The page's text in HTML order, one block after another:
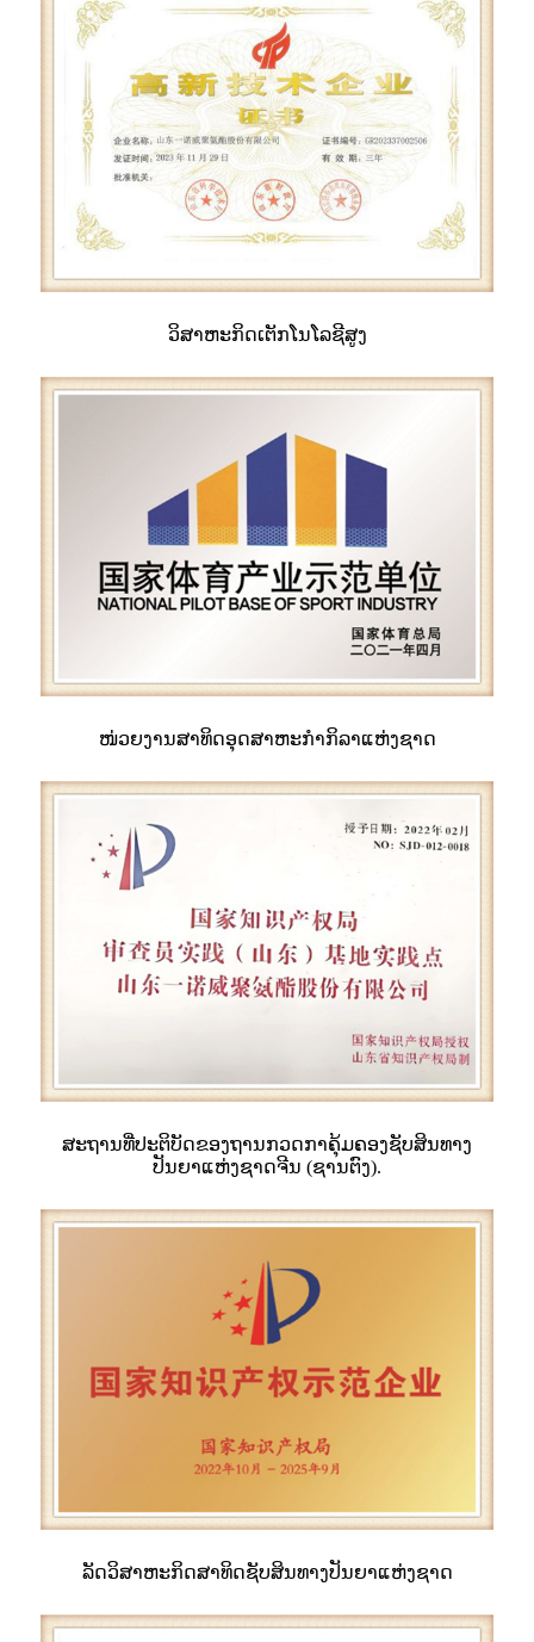
ວິ​ສາ​ຫະ​ກິດ​ເຕັກ​ໂນ​ໂລ​ຊີ​ສູງ​
ໜ່ວຍງານສາທິດອຸດສາຫະກຳກິລາແຫ່ງຊາດ
ສະຖານ​ທີ່​ປະ​ຕິ​ບັດ​ຂອງ​ຖານ​ກວດກາ​ຄຸ້ມ​ຄອງ​ຊັບ​ສິນ​ທາງ​
ປັນຍາ​ແຫ່ງ​ຊາດ​ຈີນ (ຊານ​ຕົງ).
ລັດວິສາຫະກິດສາທິດຊັບສິນທາງປັນຍາແຫ່ງຊາດ